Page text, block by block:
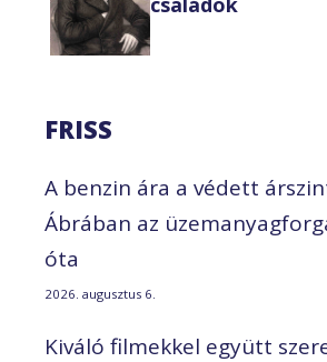
FRISS
A benzin ára a védett
Ábrában az
óta
2026. augusztus 6.
Kiváló filmekkel együtt